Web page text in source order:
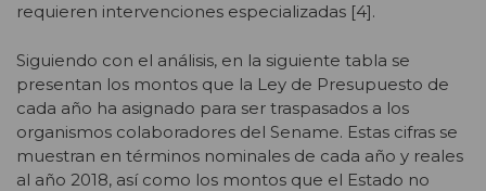
requieren intervenciones especializadas [4].
Siguiendo con el análisis, en la siguiente tabla se
presentan los montos que la Ley de Presupuesto de
cada año ha asignado para ser traspasados a los
organismos colaboradores del Sename. Estas cifras se
muestran en términos nominales de cada año y reales
al año 2018, así como los montos que el Estado no